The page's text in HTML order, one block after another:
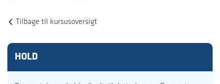
Tilbage til kursusoversigt
HOLD